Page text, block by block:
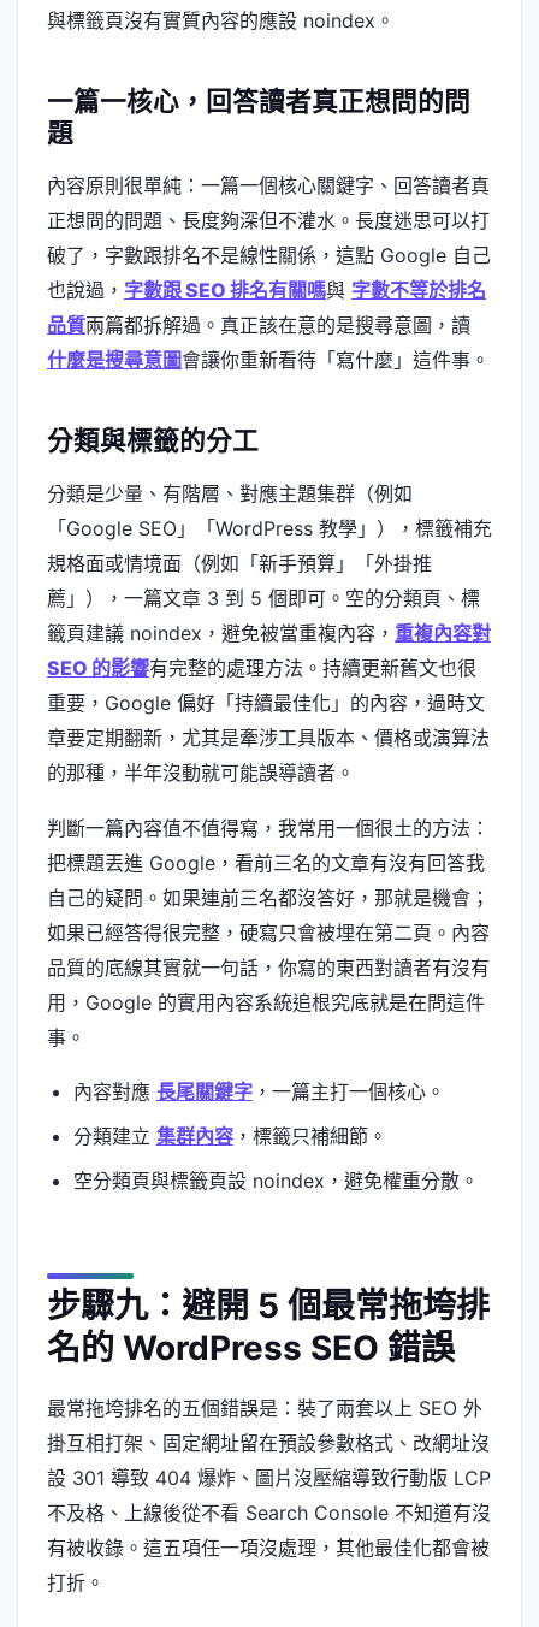
與標籤頁沒有實質內容的應設 noindex。
一篇一核心，回答讀者真正想問的問
題
內容原則很單純：一篇一個核心關鍵字、回答讀者真
正想問的問題、長度夠深但不灌水。長度迷思可以打
破了，字數跟排名不是線性關係，這點 Google 自己
也說過， 字數跟 SEO 排名有關嗎與 字數不等於排名
品質兩篇都拆解過。真正該在意的是搜尋意圖，讀
什麼是搜尋意圖會讓你重新看待「寫什麼」這件事。
分類與標籤的分工
分類是少量、有階層、對應主題集群（例如
「Google SEO」「WordPress 教學」），標籤補充
規格面或情境面（例如「新手預算」「外掛推
薦」），一篇文章 3 到 5 個即可。空的分類頁、標
籤頁建議 noindex，避免被當重複內容， 重複內容對
SEO 的影響有完整的處理方法。持續更新舊文也很
重要，Google 偏好「持續最佳化」的內容，過時文
章要定期翻新，尤其是牽涉工具版本、價格或演算法
的那種，半年沒動就可能誤導讀者。
判斷一篇內容值不值得寫，我常用一個很土的方法：
把標題丟進 Google，看前三名的文章有沒有回答我
自己的疑問。如果連前三名都沒答好，那就是機會；
如果已經答得很完整，硬寫只會被埋在第二頁。內容
品質的底線其實就一句話，你寫的東西對讀者有沒有
用，Google 的實用內容系統追根究底就是在問這件
事。
內容對應 長尾關鍵字，一篇主打一個核心。
分類建立 集群內容，標籤只補細節。
空分類頁與標籤頁設 noindex，避免權重分散。
步驟九：避開 5 個最常拖垮排
名的 WordPress SEO 錯誤
最常拖垮排名的五個錯誤是：裝了兩套以上 SEO 外
掛互相打架、固定網址留在預設參數格式、改網址沒
設 301 導致 404 爆炸、圖片沒壓縮導致行動版 LCP
不及格、上線後從不看 Search Console 不知道有沒
有被收錄。這五項任一項沒處理，其他最佳化都會被
打折。